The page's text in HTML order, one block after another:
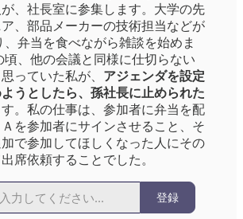
、社長室に参集します。大学の先
、部品メーカーの技術担当などが
、弁当を食べながら雑談を始めま
、他の会議と同様に仕切らない
っていた私が、 アジェンダを設定
うとしたら、孫社長に止められた
。私の仕事は、参加者に弁当を配
を参加者にサインさせること、そ
で参加してほしくなった人にその
席依頼することでした。
登録